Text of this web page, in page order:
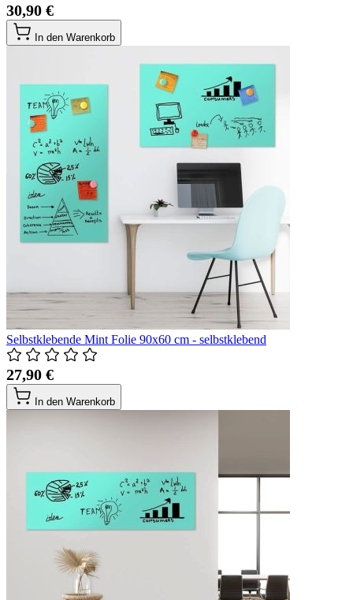
30,90 €
In den Warenkorb
Selbstklebende Mint Folie 90x60 cm - selbstklebend
27,90 €
In den Warenkorb